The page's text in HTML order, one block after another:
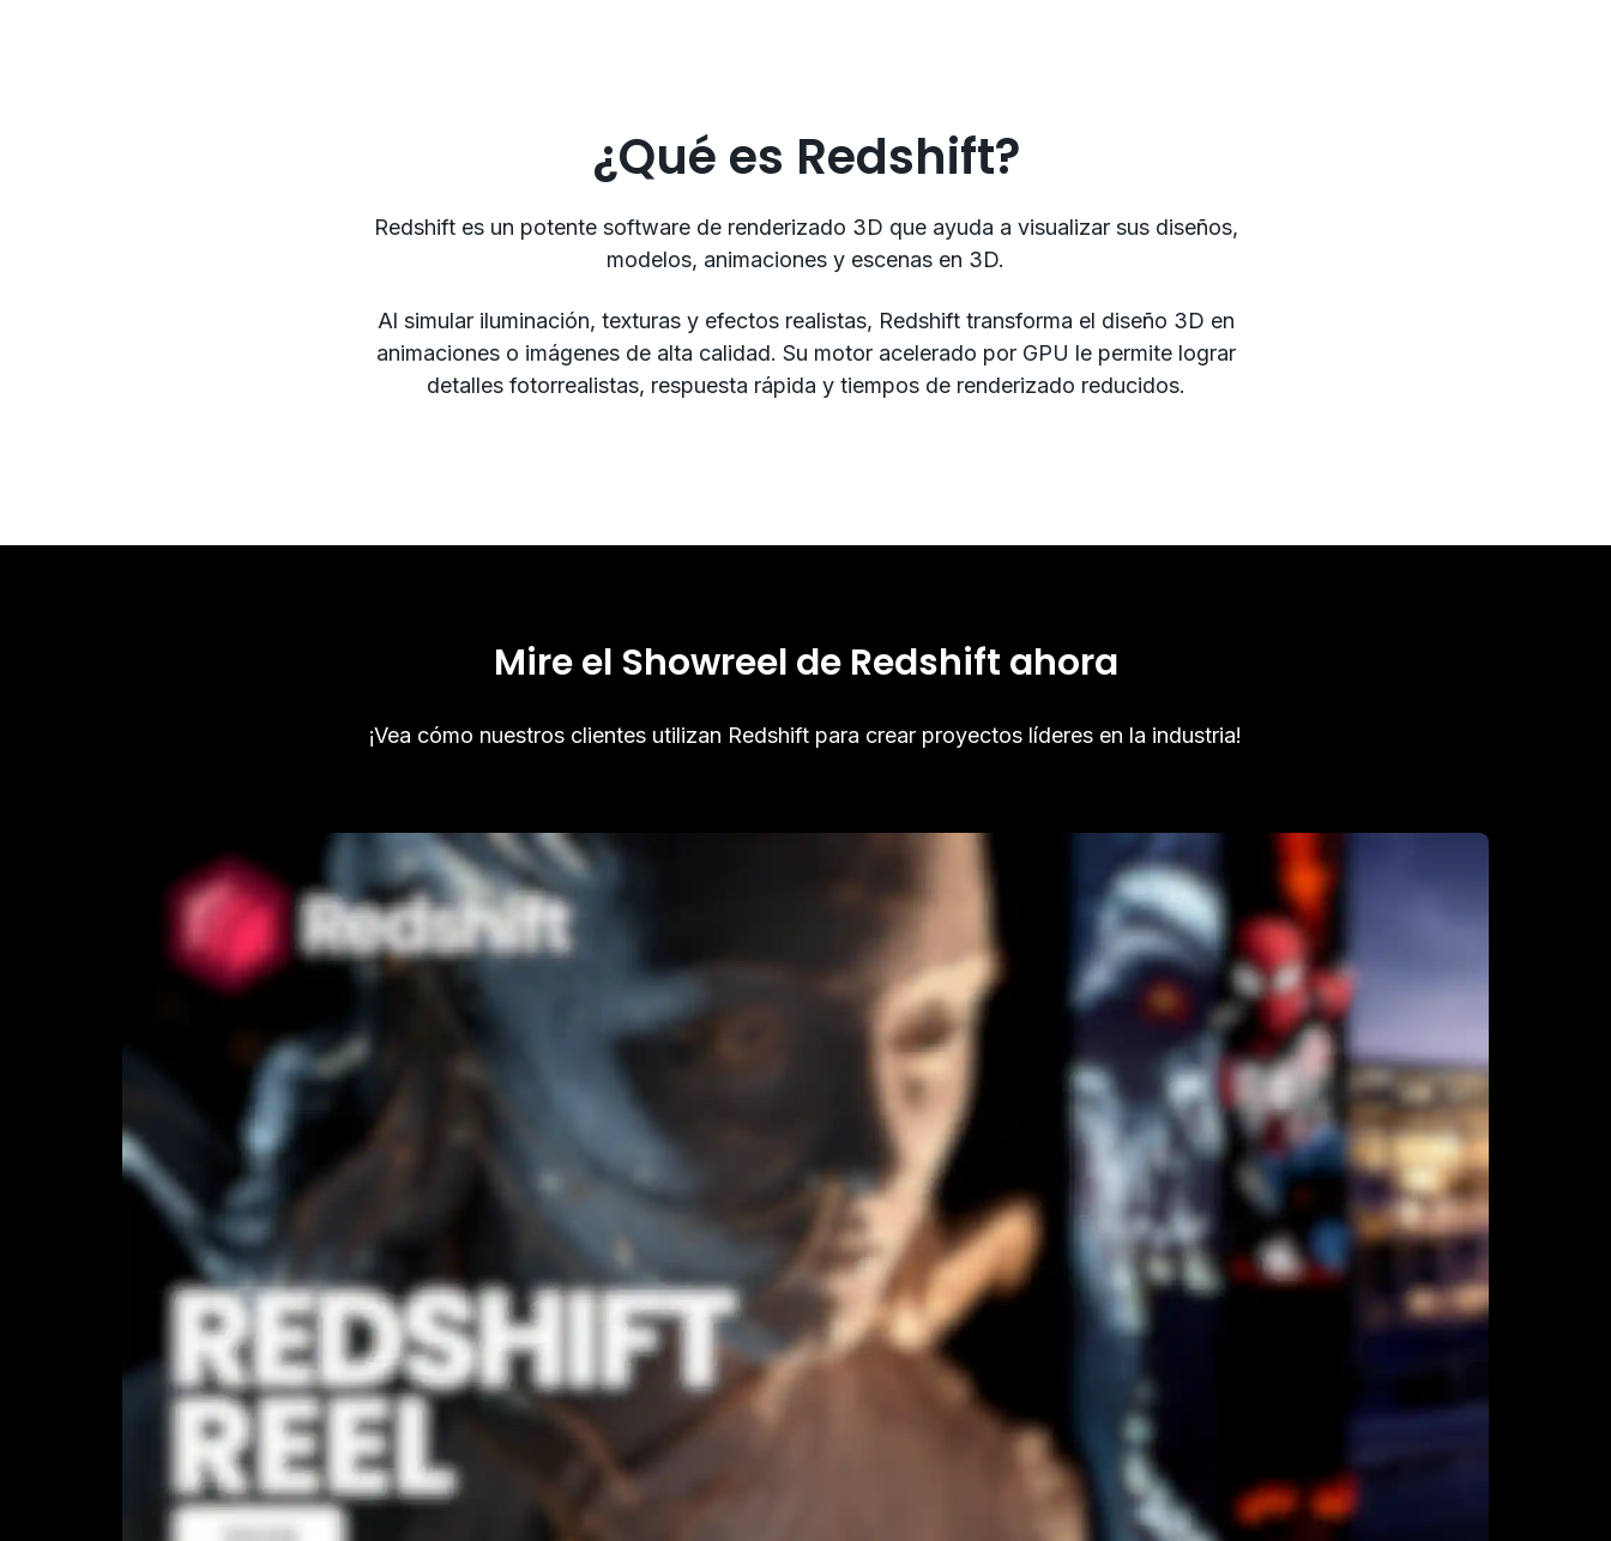
¿Qué es Redshift?
Redshift es un potente software de renderizado 3D que ayuda a visualizar sus diseños,
modelos, animaciones y escenas en 3D.
Al simular iluminación, texturas y efectos realistas, Redshift transforma el diseño 3D en
animaciones o imágenes de alta calidad. Su motor acelerado por GPU le permite lograr
detalles fotorrealistas, respuesta rápida y tiempos de renderizado reducidos.
Mire el Showreel de Redshift ahora
¡Vea cómo nuestros clientes utilizan Redshift para crear proyectos líderes en la industria!